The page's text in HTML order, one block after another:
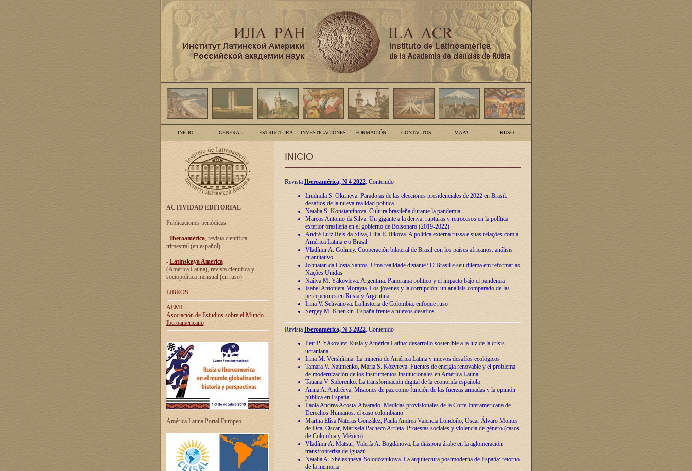
INICIO GENERAL ESTRUCTURA INVESTIGACIÓNES FORMACIÓN CONTACTOS MAPA RUSO
ACTIVIDAD EDITORIAL
Publicaciones periódicas:
- Iberoamérica, revista científica
trimestral (en español)
- Latinskaya America
(América Latina), revista científica y
sociopolítica mensual (en ruso)
LIBROS
AEMI
Asociación de Estudios sobre el Mundo
Iberoamericano
América Latina Portal Europeo
INICIO
Revista Iberoamérica, N 4 2022. Contenido
Liudmila S. Okuneva. Paradojas de las elecciones presidenciales de 2022 en Brasil:
desafíos de la nueva realidad política
Natalia S. Konstantínova. Cultura brasileña durante la pandemia
Marcos Antonio da Silva. Un gigante a la deriva: rupturas y retrocesos en la política
exterior brasileña en el gobierno de Bolsonaro (2019-2022)
André Luiz Reis da Silva, Lilia E. Ilikova. A política externa russa e suas relações com a
América Latina e o Brasil
Vladímir A. Goliney. Cooperación bilateral de Brasil con los países africanos: análisis
cuantitativo
Johnatan da Costa Santos. Uma realidade distante? O Brasil e seu dilema em reformar as
Nações Unidas
Nailya M. Yákovleva. Argentina: Panorama político y el impacto bajo el pandemia
Isabel Antonieta Morayta. Los jóvenes y la corrupción: un análisis comparado de las
percepciones en Rusia y Argentina
Irina V. Selivánova. La historia de Colombia: enfoque ruso
Sergey M. Khenkin. España frente a nuevos desafíos
Revista Iberoamérica, N 3 2022. Contenido
Petr P. Yákovlev. Rusia y América Latina: desarrollo sostenible a la luz de la crisis
ucraniana
Irina M. Vershínina. La minería de América Latina y nuevos desafíos ecológicos
Tamara V. Naúmenko, María S. Kózyreva. Fuentes de energía renovable y el problema
de modernización de los instrumentos institucionales en América Latina
Tatiana V. Sidorenko. La transformación digital de la economía española
Arina A. Andréeva. Misiones de paz como función de las fuerzas armadas y la opinión
pública en España
Paola Andrea Acosta-Alvarado. Medidas provisionales de la Corte Interamericana de
Derechos Humanos: el caso colombiano
Martha Elisa Nateras González, Paula Andrea Valencia Londoño, Oscar Álvaro Montes
de Oca, Oscar, Marisela Pacheco Arrieta. Protestas sociales y violencia de género (casos
de Colombia y México)
Vladímir A. Matsur, Valería A. Bogdánova. La diáspora árabe en la aglomeración
transfronteriza de Iguazú
Natalia A. Shéleshneva-Solodóvnikova. La arquitectura postmoderna de España: retorno
de la memoria